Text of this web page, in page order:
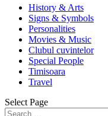
History & Arts
Signs & Symbols
Personalities
Movies & Music
Clubul cuvintelor
Special People
Timisoara
Travel
Select Page